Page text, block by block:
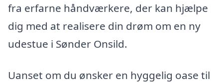
fra erfarne håndværkere, der kan hjælpe
dig med at realisere din drøm om en ny
udestue i Sønder Onsild.
Uanset om du ønsker en hyggelig oase til